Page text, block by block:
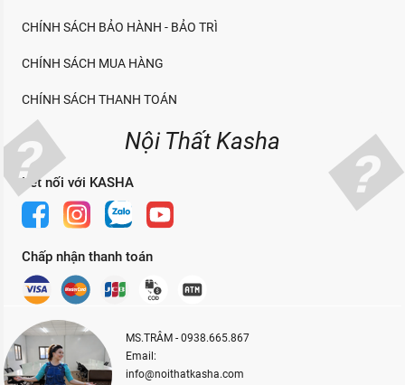
CHÍNH SÁCH BẢO HÀNH - BẢO TRÌ
CHÍNH SÁCH MUA HÀNG
CHÍNH SÁCH THANH TOÁN
Nội Thất Kasha
Kết nối với KASHA
Chấp nhận thanh toán
MS.TRÂM - 0938.665.867
Email:
info@noithatkasha.com